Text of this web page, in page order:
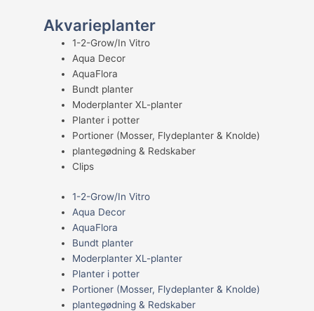
Akvarieplanter
1-2-Grow/In Vitro
Aqua Decor
AquaFlora
Bundt planter
Moderplanter XL-planter
Planter i potter
Portioner (Mosser, Flydeplanter & Knolde)
plantegødning & Redskaber
Clips
1-2-Grow/In Vitro
Aqua Decor
AquaFlora
Bundt planter
Moderplanter XL-planter
Planter i potter
Portioner (Mosser, Flydeplanter & Knolde)
plantegødning & Redskaber